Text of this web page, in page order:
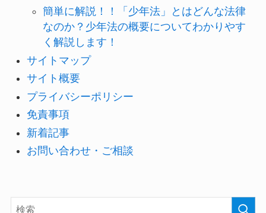
簡単に解説！！「少年法」とはどんな法律
なのか？少年法の概要についてわかりやす
く解説します！
サイトマップ
サイト概要
プライバシーポリシー
免責事項
新着記事
お問い合わせ・ご相談